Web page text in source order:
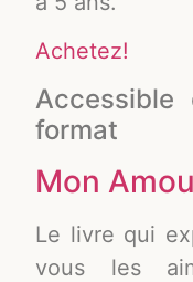
Achetez!
format
Mon
Le livre qui
vous les